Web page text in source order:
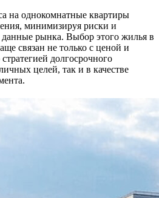
на однокомнатные квартиры
минимизируя риски и
рынка. Выбор этого жилья в
связан не только с ценой и
долгосрочного
целей, так и в качестве